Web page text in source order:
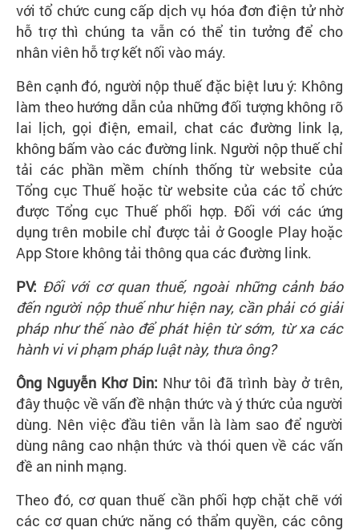
với tổ chức cung cấp dịch vụ hóa đơn điện tử nhờ
hỗ trợ thì chúng ta vẫn có thể tin tưởng để cho
nhân viên hỗ trợ kết nối vào máy.
Bên cạnh đó, người nộp thuế đặc biệt lưu ý: Không
làm theo hướng dẫn của những đối tượng không rõ
lai lịch, gọi điện, email, chat các đường link lạ,
không bấm vào các đường link. Người nộp thuế chỉ
tải các phần mềm chính thống từ website của
Tổng cục Thuế hoặc từ website của các tổ chức
được Tổng cục Thuế phối hợp. Đối với các ứng
dụng trên mobile chỉ được tải ở Google Play hoặc
App Store không tải thông qua các đường link.
PV: Đối với cơ quan thuế, ngoài những cảnh báo
đến người nộp thuế như hiện nay, cần phải có giải
pháp như thế nào để phát hiện từ sớm, từ xa các
hành vi vi phạm pháp luật này, thưa ông?
Ông Nguyễn Khơ Din: Như tôi đã trình bày ở trên,
đây thuộc về vấn đề nhận thức và ý thức của người
dùng. Nên việc đầu tiên vẫn là làm sao để người
dùng nâng cao nhận thức và thói quen về các vấn
đề an ninh mạng.
Theo đó, cơ quan thuế cần phối hợp chặt chẽ với
các cơ quan chức năng có thẩm quyền, các công